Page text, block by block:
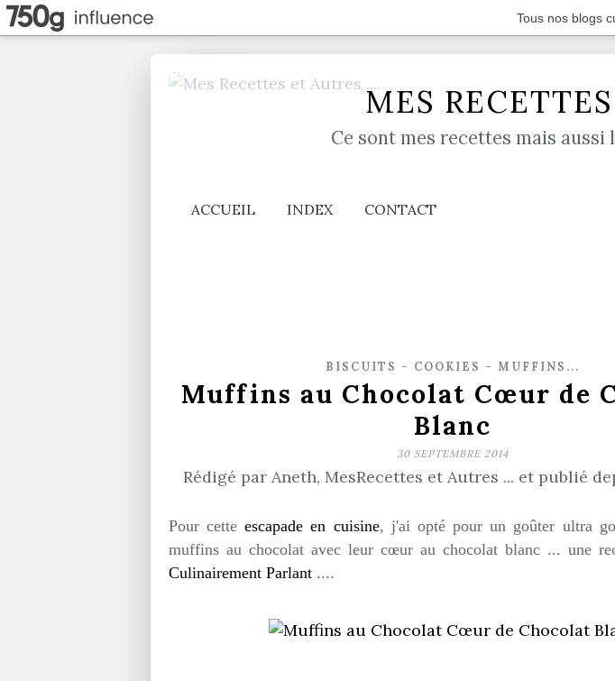
Tous nos blogs
MES
Ce sont mes recettes mais
ACCUEIL INDEX CONTACT
BISCUITS - COOKIES - MUFFINS...
Muffins au Chocolat Cœur de
Blanc
30 SEPTEMBRE 2014
Rédigé par Aneth, MesRecettes et Autres ... et publié
Pour cetteescapade en cuisine, j'ai opté pour un goûter ultra
muffins au chocolat avec leur cœur au chocolat blanc ... une
Culinairement Parlant ....